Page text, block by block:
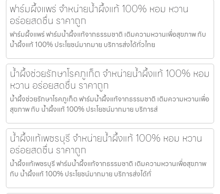
ฟาร์มผึ้งแพร่ จำหน่ายน้ำผึ้งแท้ 100% หอม หวาน
อร่อยสดชื่น ราคาถูก
ฟาร์มผึ้งแพร่ ฟาร์มน้ำผึ้งแท้จากธรรมชาติ เติมความหวานเพื่อสุขภาพ กับ
น้ำผึ้งแท้ 100% ประโยชน์มากมาย บริการส่งได้ทั่วไทย
น้ำผึ้งช่วยรักษาโรคภูเก็ต จำหน่ายน้ำผึ้งแท้ 100% หอม
หวาน อร่อยสดชื่น ราคาถูก
น้ำผึ้งช่วยรักษาโรคภูเก็ต ฟาร์มน้ำผึ้งแท้จากธรรมชาติ เติมความหวานเพื่อ
สุขภาพ กับ น้ำผึ้งแท้ 100% ประโยชน์มากมาย บริการส่
น้ำผึ้งแท้เพชรบุรี จำหน่ายน้ำผึ้งแท้ 100% หอม หวาน
อร่อยสดชื่น ราคาถูก
น้ำผึ้งแท้เพชรบุรี ฟาร์มน้ำผึ้งแท้จากธรรมชาติ เติมความหวานเพื่อสุขภาพ
กับ น้ำผึ้งแท้ 100% ประโยชน์มากมาย บริการส่งได้ทั่